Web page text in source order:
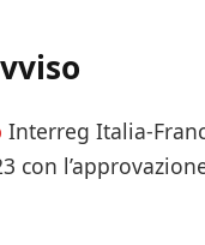
Interreg Italia-
con